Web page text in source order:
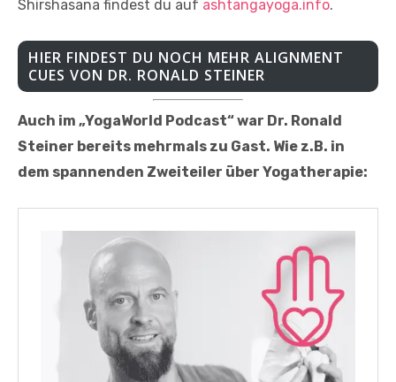
Shirshasana findest du auf ashtangayoga.info.
HIER FINDEST DU NOCH MEHR ALIGNMENT
CUES VON DR. RONALD STEINER
Auch im „YogaWorld Podcast“ war Dr. Ronald
Steiner bereits mehrmals zu Gast. Wie z.B. in
dem spannenden Zweiteiler über Yogatherapie: